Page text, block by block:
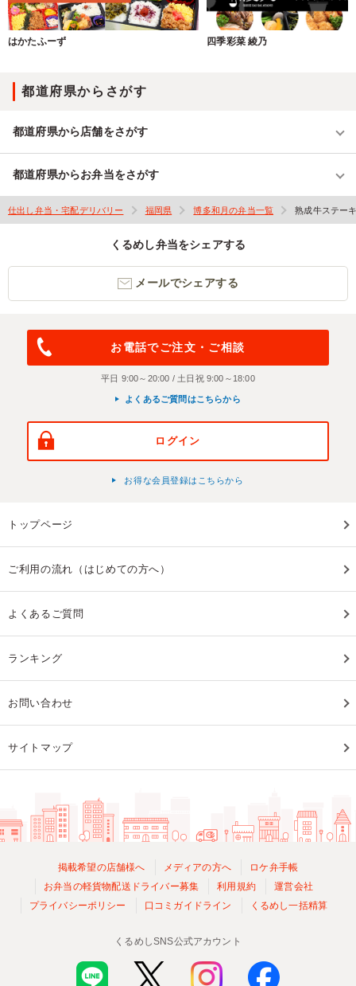
はかたふーず 四季彩菜 綾乃
都道府県からさがす
都道府県から店舗をさがす
都道府県からお弁当をさがす
仕出し弁当・宅配デリバリー 福岡県 博多和月の弁当一覧 熟成牛ステー
くるめし弁当をシェアする
メールでシェアする
お電話でご注文・ご相談
平日 9:00～20:00 / 土日祝 9:00～18:00
よくあるご質問はこちらから
ログイン
お得な会員登録はこちらから
トップページ
ご利用の流れ（はじめての方へ）
よくあるご質問
ランキング
お問い合わせ
サイトマップ
掲載希望の店舗様へ メディアの方へ
ロケ弁手帳
お弁当の軽貨物配送ドライバー募集
利用規約
運営会社
プライバシーポリシー
口コミガイドライン くるめし一括精算
くるめしSNS公式アカウント